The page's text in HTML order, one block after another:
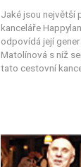
Jaké jsou největší
kanceláře
odpovídá její
Matolínová s níž
tato cestovní